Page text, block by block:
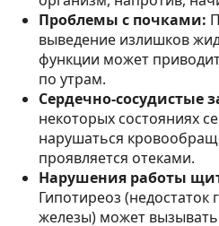
Проблемы с почками:
выведение излишков
функции может
по утрам.
Сердечно-сосудистые
некоторых состояниях
нарушаться
проявляется отеками.
Нарушения работы
Гипотиреоз
железы) может